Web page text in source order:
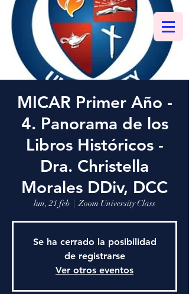
MICAR Primer Año -
4. Panorama de los
Libros Históricos -
Dra. Christella
Morales DDiv, DCC
lun, 21 feb
  |
Zoom University Class
Se ha cerrado la posibilidad
de registrarse
Ver otros eventos